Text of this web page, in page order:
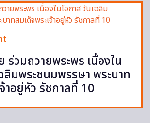
ร่วมถวายพระพร เนื่องใน
ลิมพระชนมพรรษา พระบาท
าอยู่หัว รัชกาลที่ 10